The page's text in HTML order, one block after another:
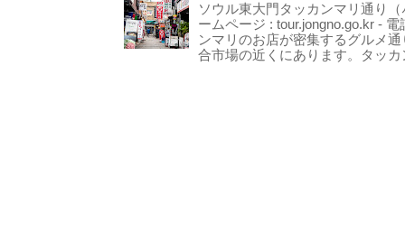
ソウル東大門タッカンマリ通り
ームページ : tour.jongno.go.kr -
ンマリのお店が密集するグルメ
合市場の近くにあります。タッ